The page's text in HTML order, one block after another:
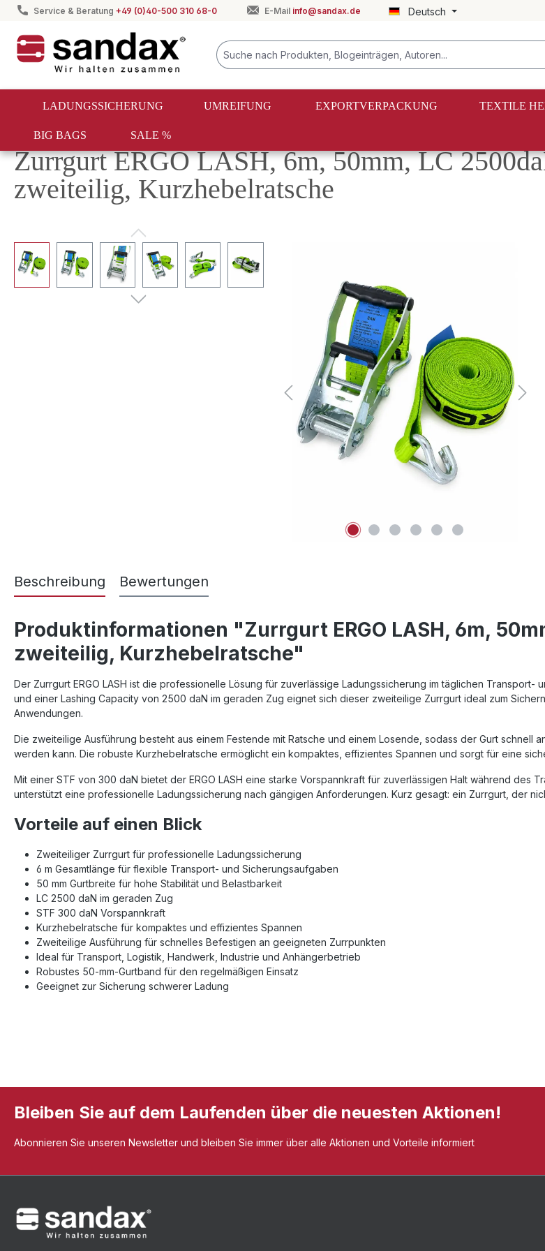
Zur Hauptnavigation springen
Service & Beratung +49 (0)40-500 310 68-0 E-Mail info@sandax.de Deutsch
LADUNGSSICHERUNG UMREIFUNG EXPORTVERPACKUNG TEXTILE
BIG BAGS SALE %
Ladungssicherung Zurrgurte
Zurrgurt ERGO LASH, 6m, 50mm, LC
zweiteilig, Kurzhebelratsche
Bildergalerie überspringen
Beschreibung Bewertungen
Produktinformationen "Zurrgurt ERGO LASH, 6m,
zweiteilig, Kurzhebelratsche"
Der Zurrgurt ERGO LASH ist die professionelle Lösung für zuverlässige Ladungssicherung im täglichen
und einer Lashing Capacity von 2500 daN im geraden Zug eignet sich dieser zweiteilige Zurrgurt ideal zum
Anwendungen.
Die zweiteilige Ausführung besteht aus einem Festende mit Ratsche und einem Losende, sodass der Gurt
werden kann. Die robuste Kurzhebelratsche ermöglicht ein kompaktes, effizientes Spannen und sorgt für eine
Mit einer STF von 300 daN bietet der ERGO LASH eine starke Vorspannkraft für zuverlässigen Halt während des
unterstützt eine professionelle Ladungssicherung nach gängigen Anforderungen. Kurz gesagt: ein Zurrgurt, der
Vorteile auf einen Blick
Zweiteiliger Zurrgurt für professionelle Ladungssicherung
6 m Gesamtlänge für flexible Transport- und Sicherungsaufgaben
50 mm Gurtbreite für hohe Stabilität und Belastbarkeit
LC 2500 daN im geraden Zug
STF 300 daN Vorspannkraft
Kurzhebelratsche für kompaktes und effizientes Spannen
Zweiteilige Ausführung für schnelles Befestigen an geeigneten Zurrpunkten
Ideal für Transport, Logistik, Handwerk, Industrie und Anhängerbetrieb
Robustes 50-mm-Gurtband für den regelmäßigen Einsatz
Geeignet zur Sicherung schwerer Ladung
Bleiben Sie auf dem Laufenden über die neuesten Aktionen!
Abonnieren Sie unseren Newsletter und bleiben Sie immer über alle Aktionen und Vorteile informiert